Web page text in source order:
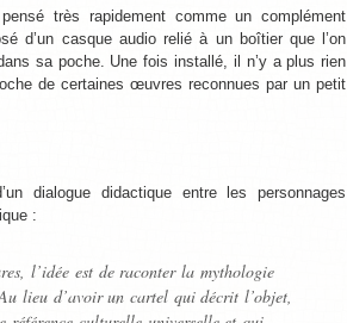
très rapidement comme un complément
d’un casque audio relié à un boîtier que l’on
sa poche. Une fois installé, il n’y a plus rien
de certaines œuvres reconnues par un petit
dialogue didactique entre les personnages
:
l’idée est de raconter la mythologie
lieu d’avoir un cartel qui décrit l’objet,